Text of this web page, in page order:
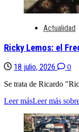
Actualidad
Ricky Lemos: el
18 julio, 2026
0
Se trata de Ricardo
Leer másLeer más